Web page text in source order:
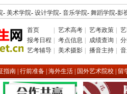
- 美术学院- 设计学院- 音乐学院- 舞蹈学院-影
首页 艺术高考 艺考政策
报考日程
考点信息 成绩查询
艺考辅导
美术摄影 播音主持
指南 行前准备 海外生活 国外艺术院校 留